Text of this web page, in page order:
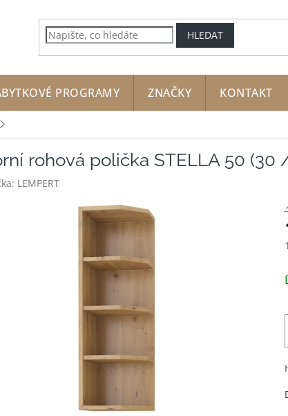
HLEDAT
PROGRAMY ZNAČKY KONTAKT
rohová polička STELLA 50 (30
LEMPERT